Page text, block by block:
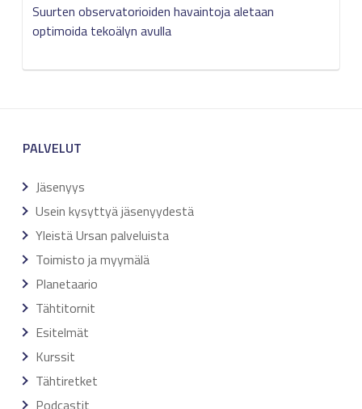
Suurten observatorioiden havaintoja aletaan
optimoida tekoälyn avulla
PALVELUT
Jäsenyys
Usein kysyttyä jäsenyydestä
Yleistä Ursan palveluista
Toimisto ja myymälä
Planetaario
Tähtitornit
Esitelmät
Kurssit
Tähtiretket
Podcastit